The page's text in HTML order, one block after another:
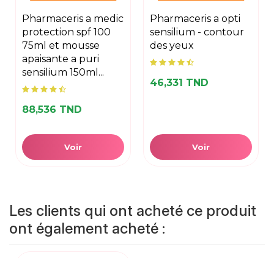
pharmaceris a medic
protection spf 100
75ml et mousse
apaisante a puri
sensilium 150ml...
88,536 TND
Voir
pharmaceris a opti
sensilium - contour
des yeux
46,331 TND
Voir
Les clients qui ont acheté ce produit
ont également acheté :